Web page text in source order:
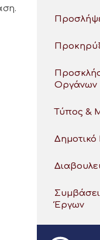
Οργάνων
Τύπος &
Έργων